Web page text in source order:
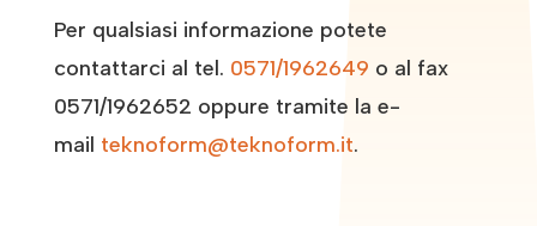
Per qualsiasi informazione potete
contattarci al tel. 0571/1962649 o al fax
0571/1962652 oppure tramite la e-
mail teknoform@teknoform.it.